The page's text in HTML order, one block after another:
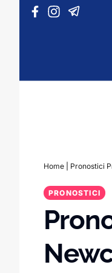
Vai al contenuto
Home Pronostici
PRONOSTICI